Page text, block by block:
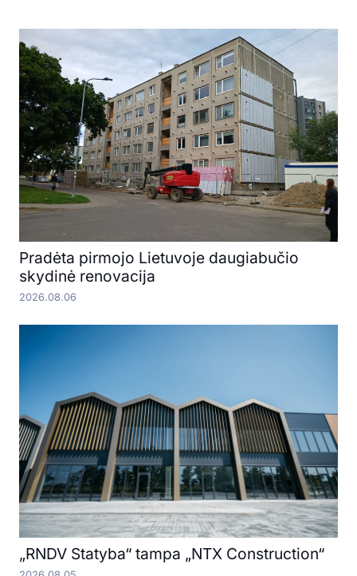
Pradėta pirmojo Lietuvoje daugiabučio
skydinė renovacija
2026.08.06
„RNDV Statyba“ tampa „NTX Construction“